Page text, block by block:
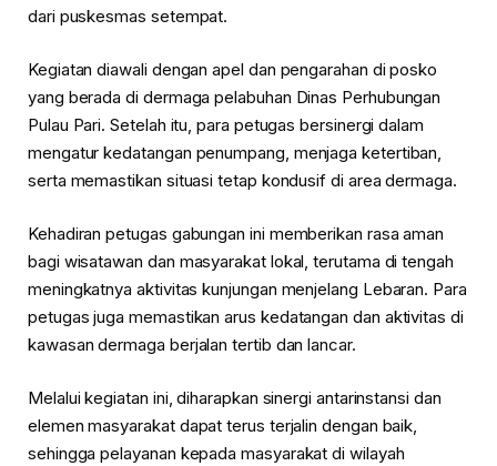
dari puskesmas setempat.
Kegiatan diawali dengan apel dan pengarahan di posko
yang berada di dermaga pelabuhan Dinas Perhubungan
Pulau Pari. Setelah itu, para petugas bersinergi dalam
mengatur kedatangan penumpang, menjaga ketertiban,
serta memastikan situasi tetap kondusif di area dermaga.
Kehadiran petugas gabungan ini memberikan rasa aman
bagi wisatawan dan masyarakat lokal, terutama di tengah
meningkatnya aktivitas kunjungan menjelang Lebaran. Para
petugas juga memastikan arus kedatangan dan aktivitas di
kawasan dermaga berjalan tertib dan lancar.
Melalui kegiatan ini, diharapkan sinergi antarinstansi dan
elemen masyarakat dapat terus terjalin dengan baik,
sehingga pelayanan kepada masyarakat di wilayah